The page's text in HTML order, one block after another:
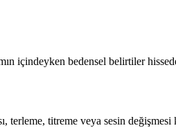
içindeyken bedensel belirtiler
terleme, titreme veya sesin